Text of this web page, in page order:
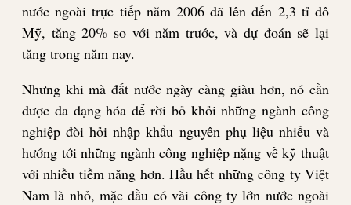
nước ngoài trực tiếp năm 2006 đã lên đến 2,3 tỉ đô
Mỹ, tăng 20% so với năm trước, và dự đoán sẽ lại
tăng trong năm nay.
Nhưng khi mà đất nước ngày càng giàu hơn, nó cần
được đa dạng hóa để rời bỏ khỏi những ngành công
nghiệp đòi hỏi nhập khẩu nguyên phụ liệu nhiều và
hướng tới những ngành công nghiệp nặng về kỹ thuật
với nhiều tiềm năng hơn. Hầu hết những công ty Việt
Nam là nhỏ, mặc dầu có vài công ty lớn nước ngoài